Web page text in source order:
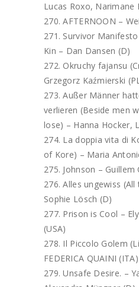
Lucas Roxo, Narimane
AFTERNOON –
Survivor
Kin – Dan Dansen (D)
Okruchy fajansu
Grzegorz Kaźmierski
Außer Männer
verlieren (Beside men
lose) – Hanna Hocker,
La doppia vita di
of Kore) – Maria
Johnson – Guillem
Alles ungewiss
Sophie Lösch (D)
Prison is Cool –
(USA)
Il Piccolo Golem
FEDERICA QUAINI (ITA)
Unsafe Desire. –